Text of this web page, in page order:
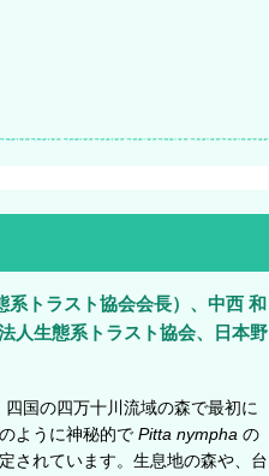
系トラスト協会会長）、中西 和
人生態系トラスト協会、日本野
国の四万十川流域の森で最初に
ように神秘的で Pitta nympha の
されています。生息地の森や、台